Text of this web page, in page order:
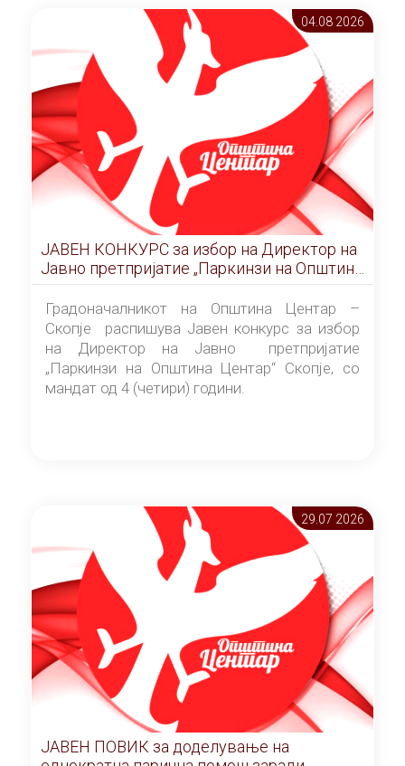
Скопје” број 9/2026), за времетраење од 3
(три) години од денот на потпишувањето на
Договорот за закуп со најповолниот
понудувач.
04.08 2026
ЈАВЕН КОНКУРС за избор на Директор на
Јавно претпријатие „Паркинзи на Општина
Центар“ – Скопје
Градоначалникот на Општина Центар –
Скопје распишува Јавен конкурс за избор
на Директор на Јавно претпријатие
„Паркинзи на Општина Центар“ Скопје, со
мандат од 4 (четири) години.
29.07 2026
ЈАВЕН ПОВИК за доделување на